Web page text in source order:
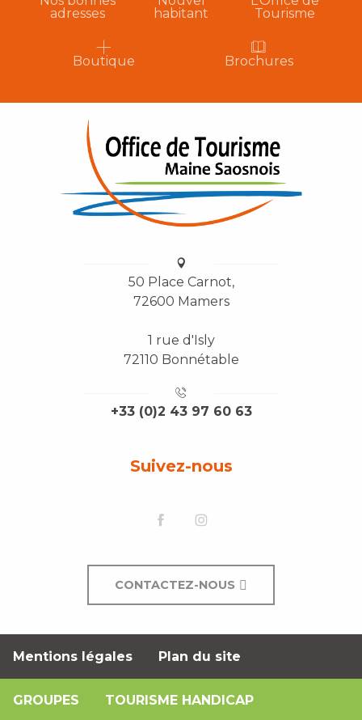
adresses
habitant
Tourisme
Boutique Brochures
50 Place Carnot,
72600 Mamers
1 rue d'Isly
72110 Bonnétable
+33 (0)2 43 97 60 63
Suivez-nous
CONTACTEZ-NOUS
Mentions légales Plan du site
GROUPES TOURISME HANDICAP